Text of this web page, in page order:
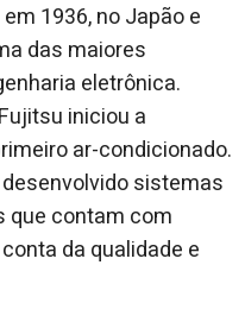
1936, no Japão e
das maiores
eletrônica.
iniciou a
ar-condicionado.
sistemas
que contam com
da qualidade e